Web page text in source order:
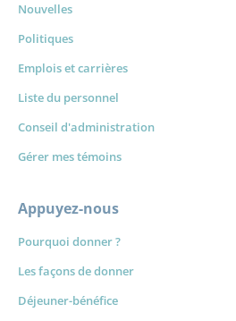
Nouvelles
Politiques
Emplois et carrières
Liste du personnel
Conseil d'administration
Gérer mes témoins
Appuyez-nous
Pourquoi donner ?
Les façons de donner
Déjeuner-bénéfice